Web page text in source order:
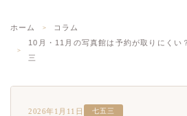
ホーム
コラム
10月・11月の写真館は予約が取りにくい
三
2026年1月11日 七五三